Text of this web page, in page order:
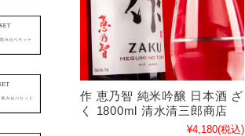
作 恵乃智 純米吟醸 日本酒 ざ
く 1800ml 清水清三郎商店
¥4,180(税込)